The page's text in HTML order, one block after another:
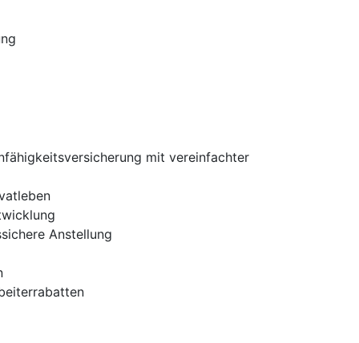
mit vereinfachter
Anstellung